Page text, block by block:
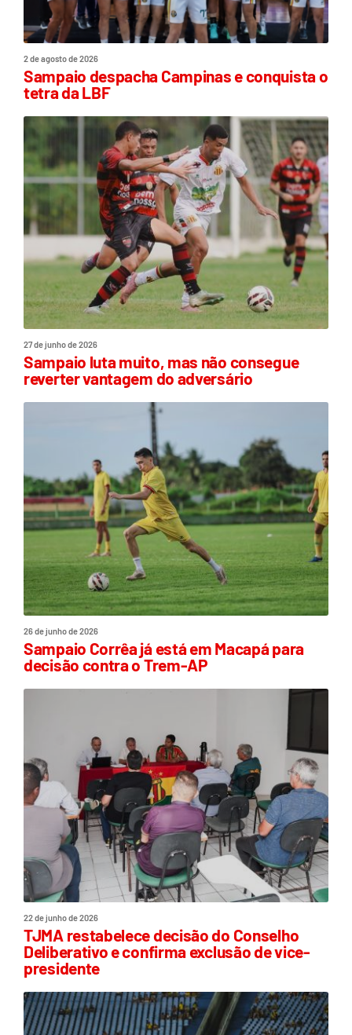
2 de agosto de 2026
Sampaio despacha Campinas e conquista o
tetra da LBF
27 de junho de 2026
Sampaio luta muito, mas não consegue
reverter vantagem do adversário
26 de junho de 2026
Sampaio Corrêa já está em Macapá para
decisão contra o Trem-AP
22 de junho de 2026
TJMA restabelece decisão do Conselho
Deliberativo e confirma exclusão de vice-
presidente